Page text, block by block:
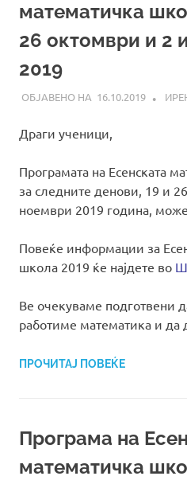
математичка
26 октомври и 2
2019
16.10.2019
Драги ученици,
Програмата на Есенската
за следните денови, 19 и
ноември 2019 година,
Повеќе информации за
школа 2019 ќе најдете во
Ве очекуваме подготвени
работиме математика и да
ПРОЧИТАЈ ПОВЕЌЕ
Програма на
математичка